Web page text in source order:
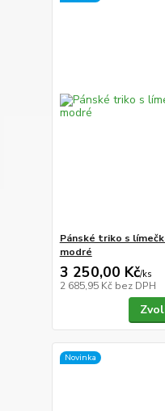
Pánské triko s
modré
3 250,00 Kč/ks
2 685,95 Kč bez DPH
Novinka